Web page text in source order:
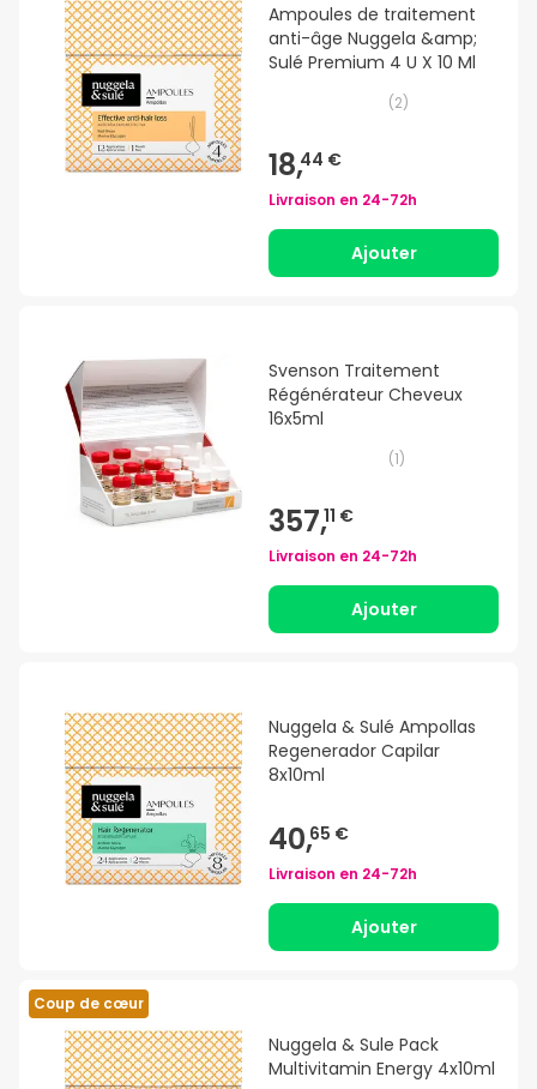
Ampoules de traitement
anti-âge Nuggela &amp;
Sulé Premium 4 U X 10 Ml
(2)
18,44 €
Livraison en 24-72h
Ajouter
Svenson Traitement
Régénérateur Cheveux
16x5ml
(1)
357,11 €
Livraison en 24-72h
Ajouter
Nuggela & Sulé Ampollas
Regenerador Capilar
8x10ml
40,65 €
Livraison en 24-72h
Ajouter
Coup de cœur
Nuggela & Sule Pack
Multivitamin Energy 4x10ml